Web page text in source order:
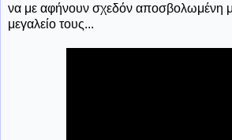
να με αφήνουν σχεδόν αποσβολωμένη
μεγαλείο τους...